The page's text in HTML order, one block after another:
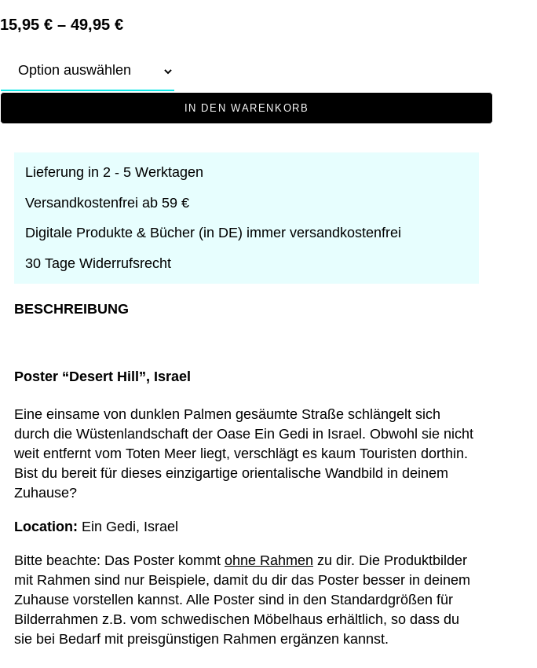
15,95 € – 49,95 €
IN DEN WARENKORB
Lieferung in 2 - 5 Werktagen
Versandkostenfrei ab 59 €
Digitale Produkte & Bücher (in DE) immer versandkostenfrei
30 Tage Widerrufsrecht
BESCHREIBUNG
Poster “Desert Hill”, Israel
Eine einsame von dunklen Palmen gesäumte Straße schlängelt sich
durch die Wüstenlandschaft der Oase Ein Gedi in Israel. Obwohl sie nicht
weit entfernt vom Toten Meer liegt, verschlägt es kaum Touristen dorthin.
Bist du bereit für dieses einzigartige orientalische Wandbild in deinem
Zuhause?
Location: Ein Gedi, Israel
Bitte beachte: Das Poster kommt ohne Rahmen zu dir. Die Produktbilder
mit Rahmen sind nur Beispiele, damit du dir das Poster besser in deinem
Zuhause vorstellen kannst. Alle Poster sind in den Standardgrößen für
Bilderrahmen z.B. vom schwedischen Möbelhaus erhältlich, so dass du
sie bei Bedarf mit preisgünstigen Rahmen ergänzen kannst.